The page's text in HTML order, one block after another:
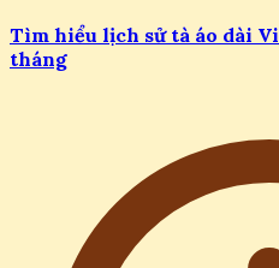
Tìm hiểu lịch sử tà áo dài
tháng